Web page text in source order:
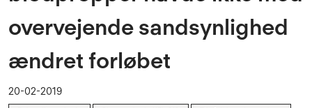
overvejende sandsynlighed
ændret forløbet
20-02-2019